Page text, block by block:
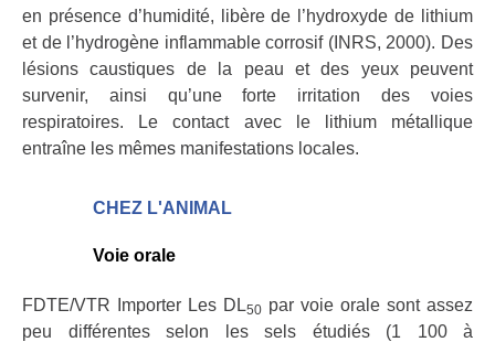
en présence d’humidité, libère de l’hydroxyde de lithium
et de l’hydrogène inflammable corrosif (INRS, 2000). Des
lésions caustiques de la peau et des yeux peuvent
survenir, ainsi qu’une forte irritation des voies
respiratoires. Le contact avec le lithium métallique
entraîne les mêmes manifestations locales.
CHEZ L'ANIMAL
Voie orale
FDTE/VTR Importer Les DL50 par voie orale sont assez
peu différentes selon les sels étudiés (1 100 à